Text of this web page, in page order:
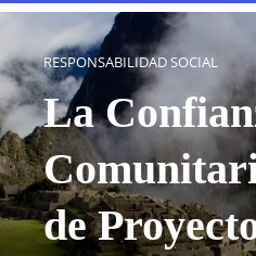
RESPONSABILIDAD SOCIAL
La
de